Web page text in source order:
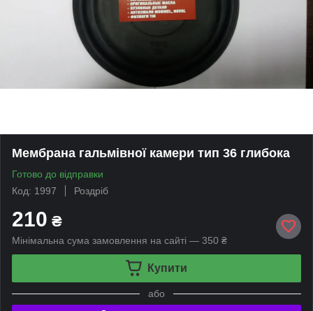
Мембрана гальмівної камери тип 36 глибока
Готово до відправки
Код: 1997
Роздріб
210 ₴
Мінімальна сума замовлення на сайті — 350 ₴
Купити
або